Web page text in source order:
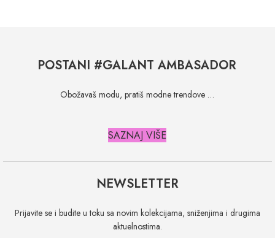
POSTANI #GALANT AMBASADOR
Obožavaš modu, pratiš modne trendove …
SAZNAJ VIŠE
NEWSLETTER
Prijavite se i budite u toku sa novim kolekcijama, sniženjima i drugima
aktuelnostima.